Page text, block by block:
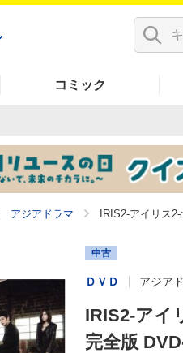
コミック
アジアドラマ IRIS2-アイリス
中古
ＤＶＤ アジア
IRIS2-アイ
完全版